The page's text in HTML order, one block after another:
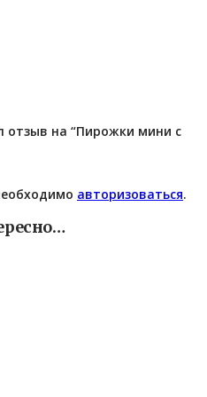
отзыв на “Пирожки мини с
авторизоваться.